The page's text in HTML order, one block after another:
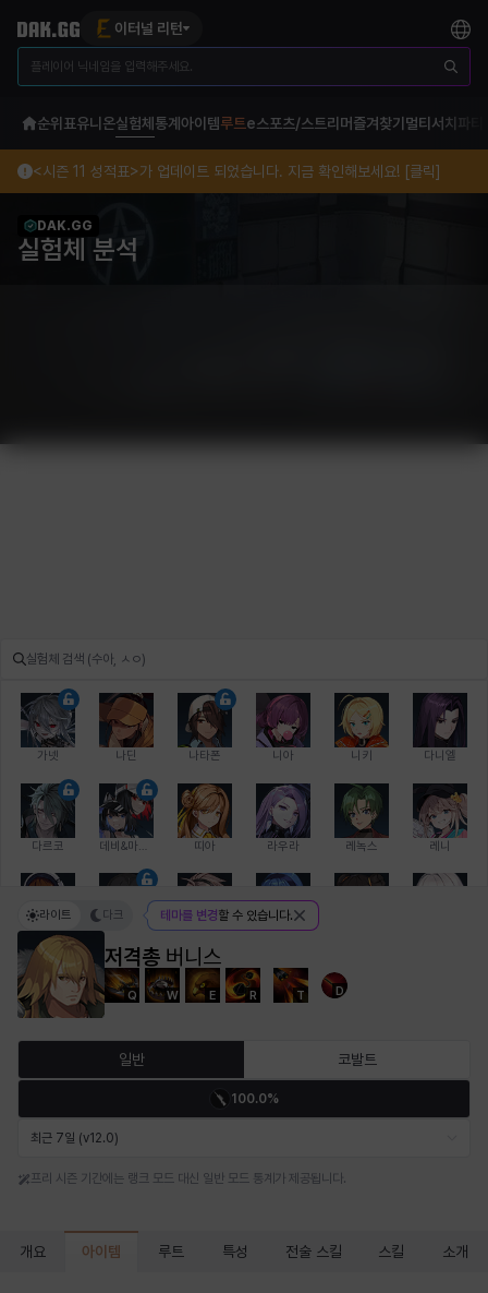
이터널 리턴
순위표유니온실험체 통계 아이템루트e스포츠/스트리머 즐겨찾기 멀티서치 파티
<시즌 11 성적표>가 업데이트 되었습니다. 지금 확인해보세요! [클릭]
DAK.GG
실험체 분석
가넷 나딘 나타폰 니아 니키 다니엘
다르코 띠아 라우라 레녹스 레니
레온 루크 르노어
바바라 버니스 블레어 비앙카 비형 샬럿
저격총 버니스
Q W E R T D
라이트 다크 테마를 변경할 수 있습니다.
일반 코발트
100.0%
최근 7일 (v12.0)
프리 시즌 기간에는 랭크 모드 대신 일반 모드 통계가 제공됩니다.
개요 아이템 루트 특성 전술 스킬 스킬 소개